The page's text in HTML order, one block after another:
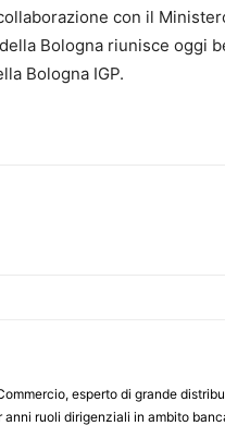
con il
Bologna riunisce oggi
Bologna IGP.
esperto di grande
anni ruoli dirigenziali in ambito